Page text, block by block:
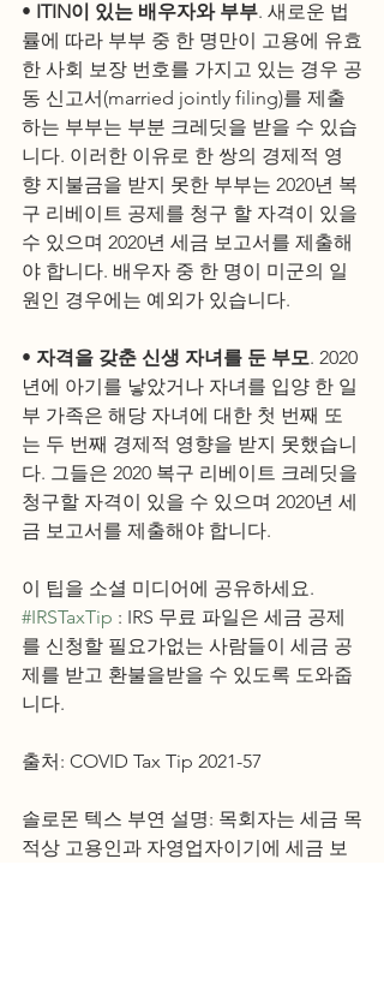
• ITIN이 있는 배우자와 부부. 새로운 법
률에 따라 부부 중 한 명만이 고용에 유효
한 사회 보장 번호를 가지고 있는 경우 공
동 신고서(married jointly filing)를 제출
하는 부부는 부분 크레딧을 받을 수 있습
니다. 이러한 이유로 한 쌍의 경제적 영
향 지불금을 받지 못한 부부는 2020년 복
구 리베이트 공제를 청구 할 자격이 있을
수 있으며 2020년 세금 보고서를 제출해
야 합니다. 배우자 중 한 명이 미군의 일
원인 경우에는 예외가 있습니다.
• 자격을 갖춘 신생 자녀를 둔 부모. 2020
년에 아기를 낳았거나 자녀를 입양 한 일
부 가족은 해당 자녀에 대한 첫 번째 또
는 두 번째 경제적 영향을 받지 못했습니
다. 그들은 2020 복구 리베이트 크레딧을
청구할 자격이 있을 수 있으며 2020년 세
금 보고서를 제출해야 합니다.
이 팁을 소셜 미디어에 공유하세요.
#IRSTaxTip : IRS 무료 파일은 세금 공제
를 신청할 필요가없는 사람들이 세금 공
제를 받고 환불을받을 수 있도록 도와줍
니다.
출처: COVID Tax Tip 2021-57
솔로몬 텍스 부연 설명: 목회자는 세금 목
적상 고용인과 자영업자이기에 세금 보